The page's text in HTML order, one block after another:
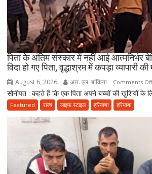
पिता के अंतिम संस्कार में नहीं आई आत्मनिर्भर
विदा हो गए पिता, वृद्धाश्रम में कपड़ा व्यापारी की
August 6, 2026 आर. एल. बांकिया Comments
सोनीपत : कहते हैं कि एक पिता अपने बच्चों की खुशियों के
Featured राज्य लाइफ स्टाइल हरियाणा हरियाणा